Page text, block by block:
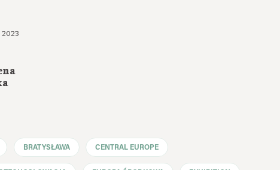
2023
BRATYSŁAWA CENTRAL EUROPE